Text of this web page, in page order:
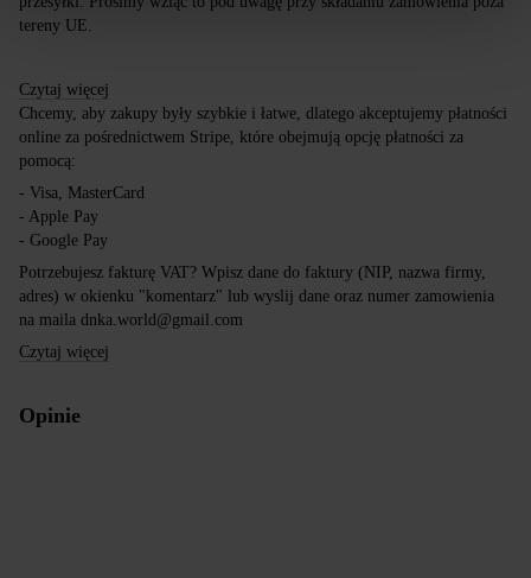
tereny UE.
Czytaj więcej
Chcemy, aby zakupy były szybkie i łatwe, dlatego akceptujemy płatności
online za pośrednictwem Stripe, które obejmują opcję płatności za
pomocą:
- Visa, MasterCard
- Apple Pay
- Google Pay
Potrzebujesz fakturę VAT? Wpisz dane do faktury (NIP, nazwa firmy,
adres) w okienku "komentarz" lub wyslij dane oraz numer zamowienia
na maila dnka.world@gmail.com
Czytaj więcej
Opinie